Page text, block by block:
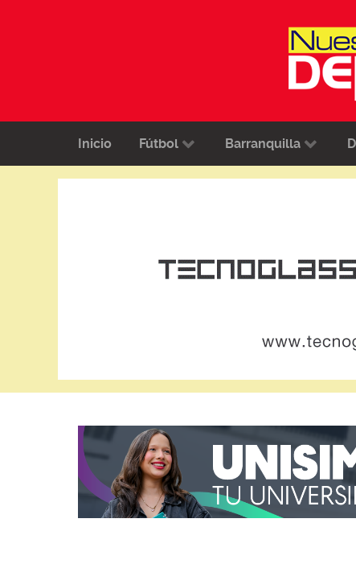
Inicio Fútbol Barranquilla